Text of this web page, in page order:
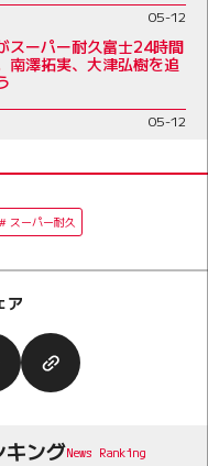
05-12
スーパー耐久富士24時間
南澤拓実、大津弘樹を追
05-12
スーパー耐久
ア
キング